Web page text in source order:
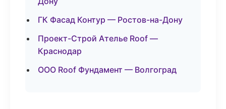
ГК Фасад Контур — Ростов-на-Дону
Проект-Строй Ателье Roof —
Краснодар
ООО Roof Фундамент — Волгоград